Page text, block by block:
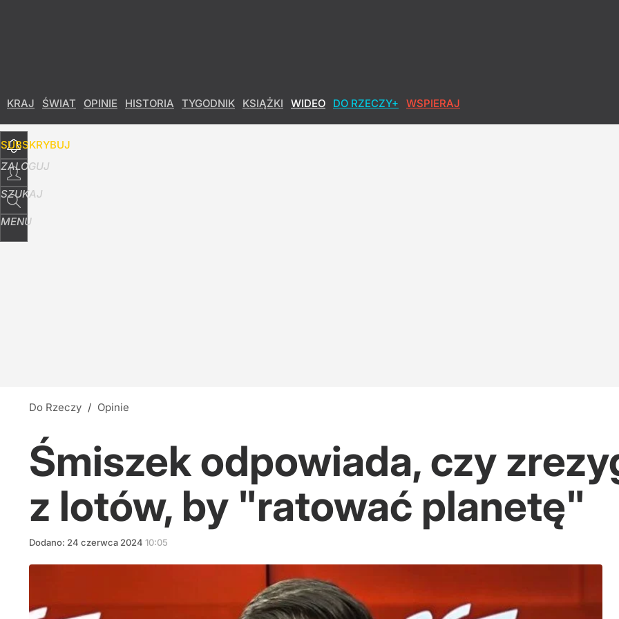
KRAJ ŚWIAT OPINIE HISTORIA TYGODNIK KSIĄŻKI WIDEO DO RZECZY+ WSPIERAJ
SUBSKRYBUJ
ZALOGUJ
SZUKAJ
MENU
Do Rzeczy / Opinie
Śmiszek odpowiada, czy
z lotów, by "ratować planetę"
Dodano: 24 czerwca 2024 10:05